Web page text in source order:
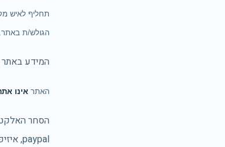
תחליף לאיש
הגולש/ת באתר.
המידע באתר
האתר אינו
הסחר
paypal, איזיפיי וכד') ואינו חלק מאתר זה.